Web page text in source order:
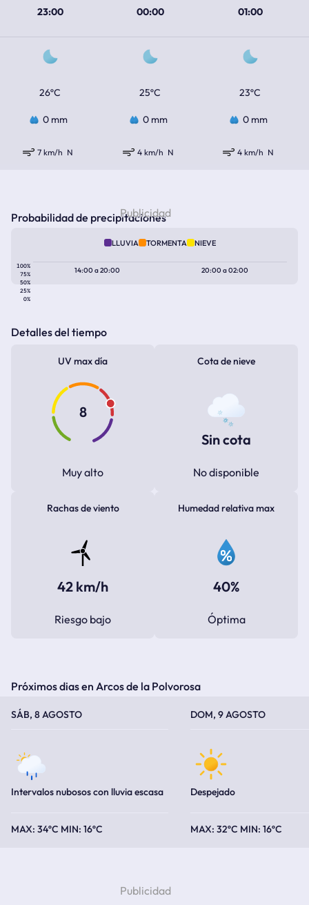
23:00 00:00 01:00
26ºC 25ºC 23ºC
0 mm 0 mm 0 mm
7 km/h N 4 km/h N 4 km/h N
Probabilidad de precipitaciones
LLUVIA TORMENTA NIEVE
100%
75%
50%
25%
0%
14:00a20:00 20:00a02:00
Detalles del tiempo
UV max día
8
Muy alto
Cota de nieve
Sin cota
No disponible
Rachas de viento
42 km/h
Riesgo bajo
Humedad relativa max
40%
Óptima
Próximos dias en Arcos de la Polvorosa
SÁB, 8 AGOSTO
Intervalos nubosos con lluvia escasa
34ºC 16ºC
DOM, 9 AGOSTO
Despejado
32ºC 16ºC